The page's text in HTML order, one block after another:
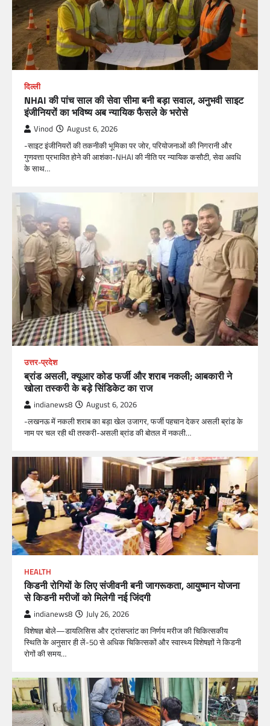
दिल्ली
NHAI की पांच साल की सेवा सीमा बनी बड़ा सवाल, अनुभवी साइट
इंजीनियरों का भविष्य अब न्यायिक फैसले के भरोसे
Vinod August 6, 2026
-साइट इंजीनियरों की तकनीकी भूमिका पर जोर, परियोजनाओं की निगरानी और
गुणवत्ता प्रभावित होने की आशंका-NHAI की नीति पर न्यायिक कसौटी, सेवा अवधि
के साथ…
उत्तर-प्रदेश
ब्रांड असली, क्यूआर कोड फर्जी और शराब नकली; आबकारी ने
खोला तस्करी के बड़े सिंडिकेट का राज
indianews8 August 6, 2026
-लखनऊ में नकली शराब का बड़ा खेल उजागर, फर्जी पहचान देकर असली ब्रांड के
नाम पर चल रही थी तस्करी-असली ब्रांड की बोतल में नकली…
HEALTH
किडनी रोगियों के लिए संजीवनी बनी जागरूकता, आयुष्मान योजना
से किडनी मरीजों को मिलेगी नई जिंदगी
indianews8 July 26, 2026
विशेषज्ञ बोले—डायलिसिस और ट्रांसप्लांट का निर्णय मरीज की चिकित्सकीय
स्थिति के अनुसार ही लें-50 से अधिक चिकित्सकों और स्वास्थ्य विशेषज्ञों ने किडनी
रोगों की समय…